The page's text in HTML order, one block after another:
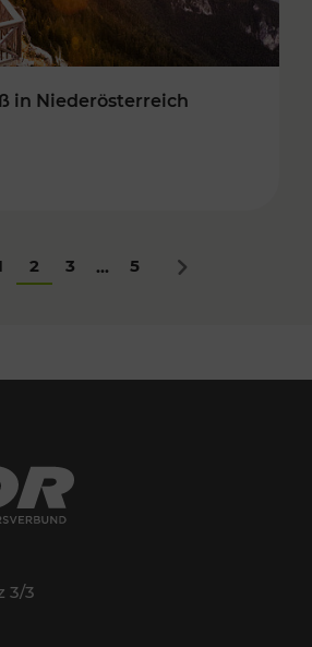
in Niederösterreich
2 3 ... 5 Nächstes
3/3